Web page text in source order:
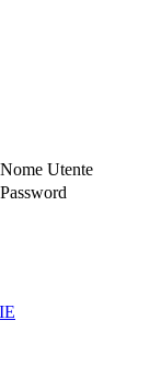
Nome Utente
Password